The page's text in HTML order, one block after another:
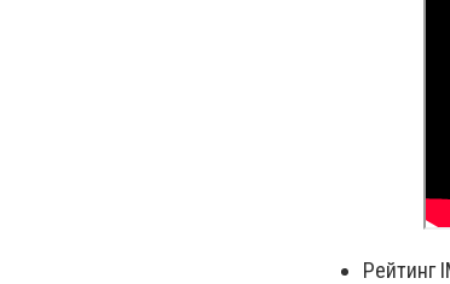
Рейтинг